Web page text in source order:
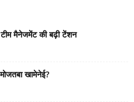
टीम मैनेजमेंट की बढ़ी टेंशन
खामेनेई?